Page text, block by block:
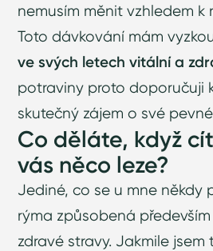
nemusím měnit vzhledem k
Toto dávkování mám
ve svých letech vitální a
potraviny proto doporučuji
skutečný zájem o své
Co děláte, když
vás něco leze?
Jediné, co se u mne někdy
rýma způsobená
zdravé stravy. Jakmile